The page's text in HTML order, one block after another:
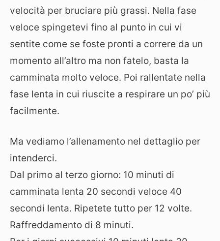
velocità per bruciare più grassi. Nella fase
veloce spingetevi fino al punto in cui vi
sentite come se foste pronti a correre da un
momento all’altro ma non fatelo, basta la
camminata molto veloce. Poi rallentate nella
fase lenta in cui riuscite a respirare un po’ più
facilmente.
Ma vediamo l’allenamento nel dettaglio per
intenderci.
Dal primo al terzo giorno: 10 minuti di
camminata lenta 20 secondi veloce 40
secondi lenta. Ripetete tutto per 12 volte.
Raffreddamento di 8 minuti.